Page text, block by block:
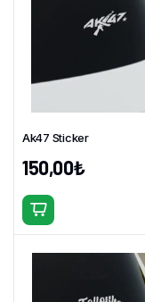
Ak47 Sticker
150,00₺
Bu
ürünün